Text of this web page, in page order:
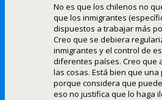
No es que los chilenos no
que los inmigrantes
dispuestos a trabajar más
Creo que se debiera
inmigrantes y el control de
diferentes países. Creo que
las cosas. Está bien que
porque considera que
eso no justifica que lo haga